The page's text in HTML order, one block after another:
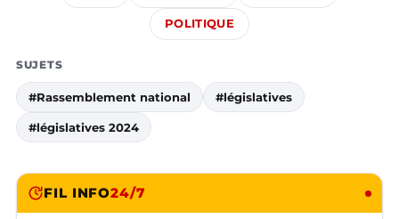
POLITIQUE
SUJETS
#Rassemblement national #législatives
#législatives 2024
FIL INFO24/7